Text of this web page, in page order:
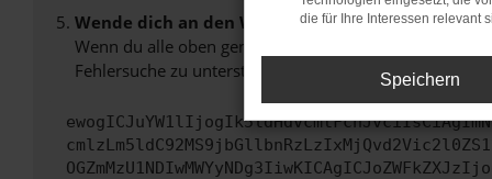
Wende dich an den Webseitenbetreiber.
Wenn du alle oben genannten Schritte versucht hast,
Fehlersuche zu unterstützen:
die für Ihre Interessen relevant
Speichern